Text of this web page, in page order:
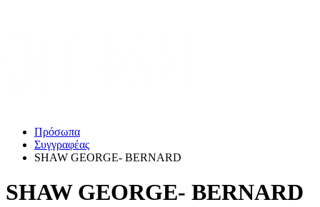
Πρόσωπα
Συγγραφέας
SHAW GEORGE- BERNARD
SHAW GEORGE- BERNARD